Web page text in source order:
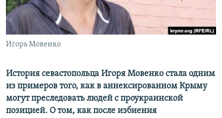
ELIFBE
УКРАИНСКАЯ ПРОБЛЕМА КРЫМА
Все сайты RFE/RL
Игорь Мовенко
История севастопольца Игоря Мовенко стала одним
из примеров того, как в аннексированном Крыму
могут преследовать людей с проукраинской
позицией. О том, как после избиения